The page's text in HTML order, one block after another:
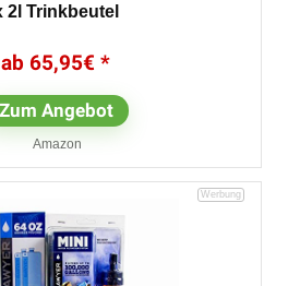
2l Trinkbeutel
65,95€
Zum Angebot
Amazon